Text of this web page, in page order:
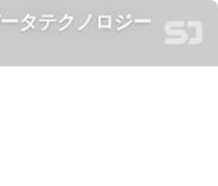
タテクノロジー